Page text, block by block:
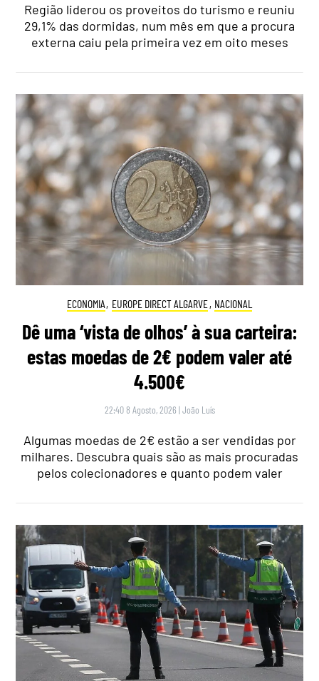
Região liderou os proveitos do turismo e reuniu
29,1% das dormidas, num mês em que a procura
externa caiu pela primeira vez em oito meses
ECONOMIA, EUROPE DIRECT ALGARVE, NACIONAL
Dê uma ‘vista de olhos’ à sua carteira:
estas moedas de 2€ podem valer até
4.500€
22:40 8 Agosto, 2026 |João Luís
Algumas moedas de 2€ estão a ser vendidas por
milhares. Descubra quais são as mais procuradas
pelos colecionadores e quanto podem valer